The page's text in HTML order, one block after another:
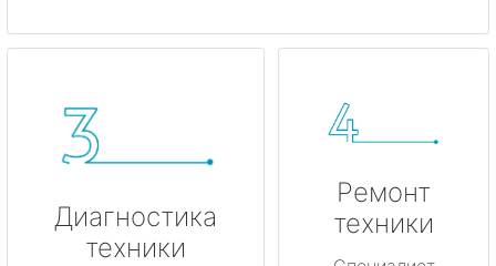
Диагностика
техники
Ремонт
техники